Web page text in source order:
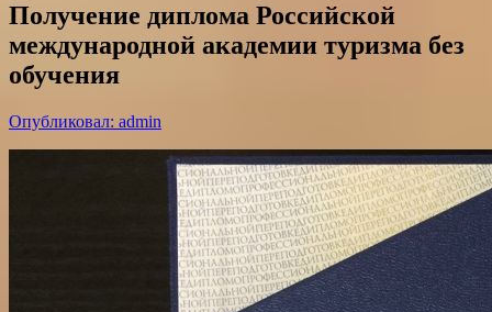
Получение диплома Российской
международной академии туризма без
обучения
Опубликовал: admin